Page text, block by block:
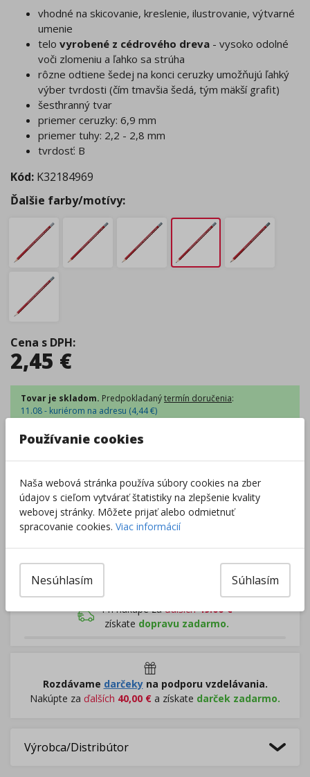
vhodné na skicovanie, kreslenie, ilustrovanie, výtvarné
umenie
telo vyrobené z cédrového dreva - vysoko odolné
voči zlomeniu a ľahko sa strúha
rôzne odtiene šedej na konci ceruzky umožňujú ľahký
výber tvrdosti (čím tmavšia šedá, tým mäkší grafit)
šesťhranný tvar
priemer ceruzky: 6,9 mm
priemer tuhy: 2,2 - 2,8 mm
tvrdosť: B
Kód: K32184969
Ďalšie farby/motívy:
Cena s DPH:
2,45 €
Tovar je skladom. Predpokladanýtermín doručenia:
11.08 - kuriérom na adresu (4,44€)
11.08 - Packeta box a odberné miesta (
– +
Pri nákupe zaďalších 49.00€
získate dopravu zadarmo.
Rozdávame darčeky na podporu vzdelávania.
Nakúpte za ďalších 40,00 € a získate darček zadarmo.
Výrobca/Distribútor
Používanie cookies
Naša webová stránka používa súbory cookies na zber
údajov s cieľom vytvárať štatistiky na zlepšenie kvality
webovej stránky. Môžete prijať alebo odmietnuť
spracovanie cookies. Viac informácií
Súhlasím
Nesúhlasím